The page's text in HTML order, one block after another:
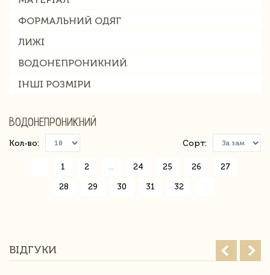
ФОРМАЛЬНИЙ ОДЯГ
ЛИЖІ
ВОДОНЕПРОНИКНИЙ
ІНШІ РОЗМІРИ
ВОДОНЕПРОНИКНИЙ
Кол-во: Сорт:
1 2 24 25 26 27
28 29 30 31 32
ВІДГУКИ